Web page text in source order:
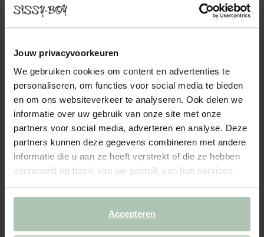
Jouw privacyvoorkeuren
We gebruiken cookies om content en advertenties te
personaliseren, om functies voor social media te bieden
en om ons websiteverkeer te analyseren. Ook delen we
informatie over uw gebruik van onze site met onze
partners voor social media, adverteren en analyse. Deze
partners kunnen deze gegevens combineren met andere
informatie die u aan ze heeft verstrekt of die ze hebben
verzameld op basis van uw gebruik van hun services.
Accepteren
19.9614.96 / 4 st.
+11
Gekozen maat: Onesize
Binnen 30 minuten via e-mail
Gratis verzending naar winkel